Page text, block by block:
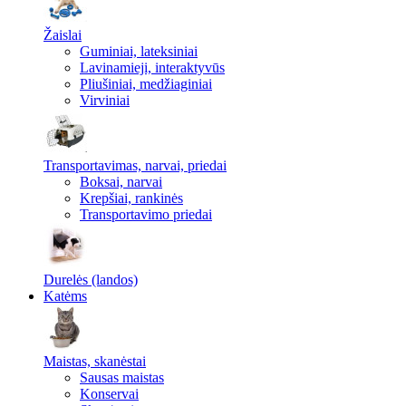
Žaislai
Guminiai, lateksiniai
Lavinamieji, interaktyvūs
Pliušiniai, medžiaginiai
Virviniai
Transportavimas, narvai, priedai
Boksai, narvai
Krepšiai, rankinės
Transportavimo priedai
Durelės (landos)
Katėms
Maistas, skanėstai
Sausas maistas
Konservai